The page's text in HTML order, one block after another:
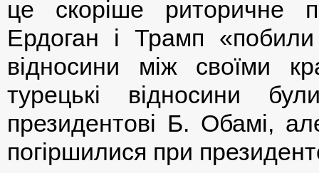
це скоріше риторичне
Ердоган і Трамп
відносини між своїми
турецькі відносини
президентові Б. Обамі,
погіршилися при